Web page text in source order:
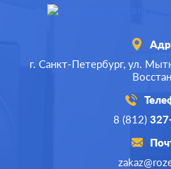
г. Санкт-Петербург, ул.
8 (812)